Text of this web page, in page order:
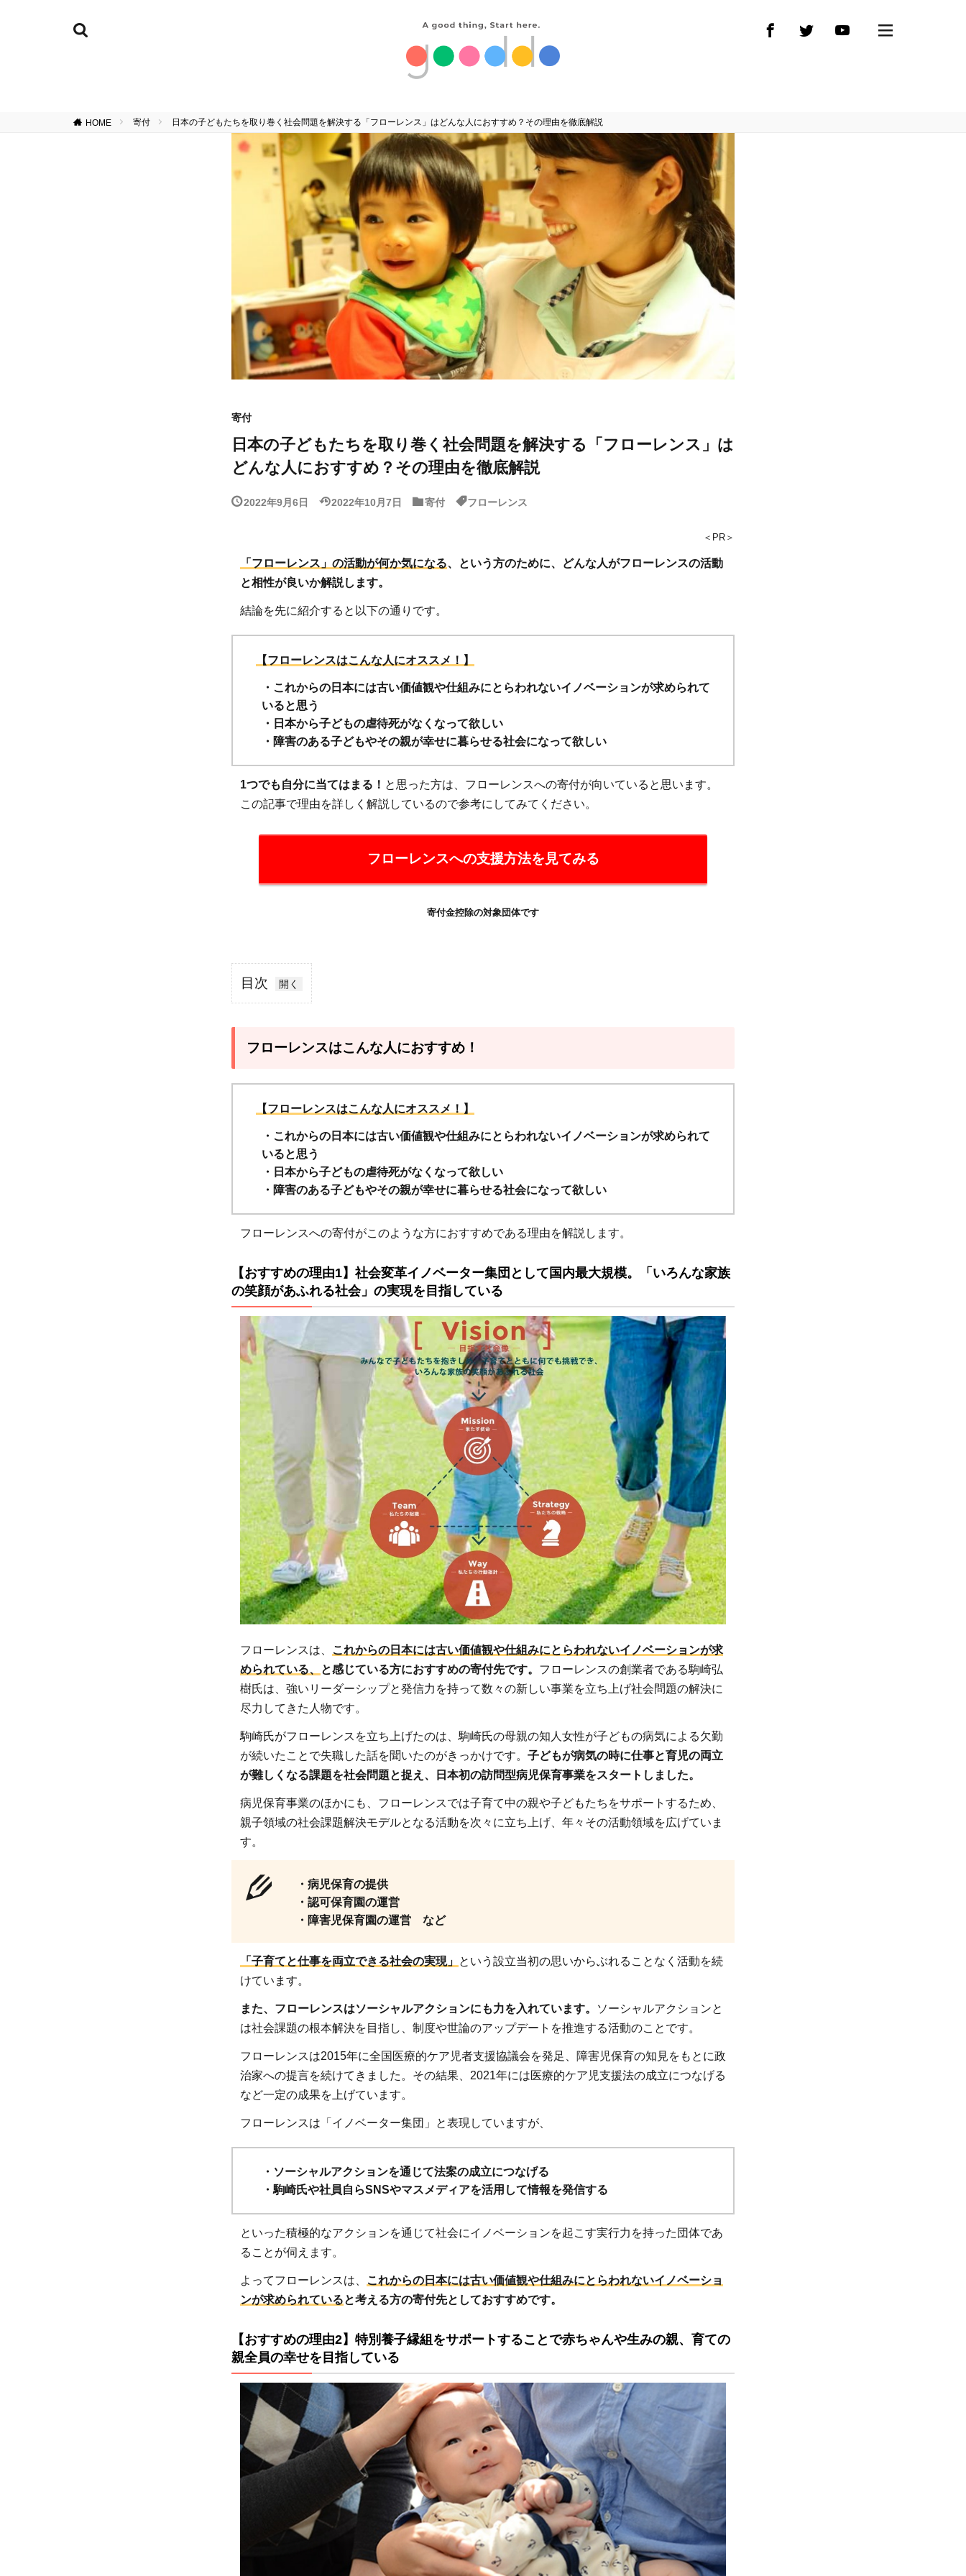
HOME 寄付 日本の子どもたちを取り巻く社会問題を解決する「フローレンス」はどんな人におすすめ？その理由を徹底解説
寄付
日本の子どもたちを取り巻く社会問題を解決する「フローレンス」は
どんな人におすすめ？その理由を徹底解説
2022年9月6日 2022年10月7日 寄付 フローレンス
＜PR＞
「フローレンス」の活動が何か気になる、という方のために、どんな人がフローレンスの活動
と相性が良いか解説します。
結論を先に紹介すると以下の通りです。
【フローレンスはこんな人にオススメ！】
・これからの日本には古い価値観や仕組みにとらわれないイノベーションが求められて
いると思う
・日本から子どもの虐待死がなくなって欲しい
・障害のある子どもやその親が幸せに暮らせる社会になって欲しい
1つでも自分に当てはまる！ と思った方は、フローレンスへの寄付が向いていると思います。
この記事で理由を詳しく解説しているので参考にしてみてください。
フローレンスへの支援方法を見てみる
寄付金控除の対象団体です
目次
1
ーレ
はこ
んな
人に
おす
め！
理由
1】
社会
変革
イノ
て国
内最
大規
模。
「い
ろん
な家
族の
笑顔
があ
る社
会」
の実
現を
目指
して
いる
【お
すす
特別
養子
をサ
ポー
るこ
とで
赤ち
ゃん
や生
親、
育て
の親
全員
目指
して
いる
1.3
すす
めの
理由
3】
障害
のあ
る子
ども
も働
くこ
フローレンスはこんな人におすすめ！
【フローレンスはこんな人にオススメ！】
・これからの日本には古い価値観や仕組みにとらわれないイノベーションが求められて
いると思う
・日本から子どもの虐待死がなくなって欲しい
・障害のある子どもやその親が幸せに暮らせる社会になって欲しい
フローレンスへの寄付がこのような方におすすめである理由を解説します。
【おすすめの理由1】社会変革イノベーター集団として国内最大規模。「いろんな家族
の笑顔があふれる社会」の実現を目指している
フローレンスは、
これからの日本には古い価値観や仕組みにとらわれないイノベーションが求
められている、
と感じている方におすすめの寄付先です。 フローレンスの創業者である駒崎弘
樹氏は、強いリーダーシップと発信力を持って数々の新しい事業を立ち上げ社会問題の解決に
尽力してきた人物です。
駒崎氏がフローレンスを立ち上げたのは、駒崎氏の母親の知人女性が子どもの病気による欠勤
が続いたことで失職した話を聞いたのがきっかけです。 子どもが病気の時に仕事と育児の両立
が難しくなる課題を社会問題と捉え、日本初の訪問型病児保育事業をスタートしました。
病児保育事業のほかにも、フローレンスでは子育て中の親や子どもたちをサポートするため、
親子領域の社会課題解決モデルとなる活動を次々に立ち上げ、年々その活動領域を広げていま
す。
・病児保育の提供
・認可保育園の運営
・障害児保育園の運営 など
「子育てと仕事を両立できる社会の実現」 という設立当初の思いからぶれることなく活動を続
けています。
また、フローレンスはソーシャルアクションにも力を入れています。
ソーシャルアクションと
は社会課題の根本解決を目指し、制度や世論のアップデートを推進する活動のことです。
フローレンスは2015年に全国医療的ケア児者支援協議会を発足、障害児保育の知見をもとに政
治家への提言を続けてきました。その結果、2021年には医療的ケア児支援法の成立につなげる
など一定の成果を上げています。
フローレンスは「イノベーター集団」と表現していますが、
・ソーシャルアクションを通じて法案の成立につなげる
・駒崎氏や社員自らSNSやマスメディアを活用して情報を発信する
といった積極的なアクションを通じて社会にイノベーションを起こす実行力を持った団体であ
ることが伺えます。
よってフローレンスは、
これからの日本には古い価値観や仕組みにとらわれないイノベーショ
ンが求められていると考える方の寄付先としておすすめです。
【おすすめの理由2】特別養子縁組をサポートすることで赤ちゃんや生みの親、育ての
親全員の幸せを目指している